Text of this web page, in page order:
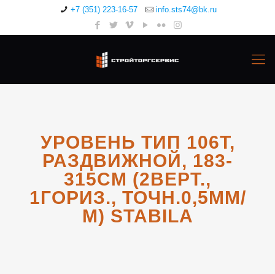
+7 (351) 223-16-57 info.sts74@bk.ru
УРОВЕНЬ ТИП 106Т,
РАЗДВИЖНОЙ, 183-
315СМ (2ВЕРТ.,
1ГОРИЗ., ТОЧН.0,5ММ/
М) STABILA